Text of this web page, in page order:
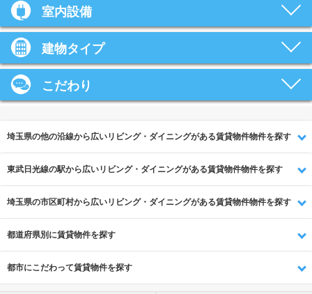
室内設備
建物タイプ
こだわり
埼玉県の他の沿線から広いリビング・ダイニングがある賃貸物件物件を探す
東武日光線の駅から広いリビング・ダイニングがある賃貸物件物件を探す
埼玉県の市区町村から広いリビング・ダイニングがある賃貸物件物件を探す
都道府県別に賃貸物件を探す
都市にこだわって賃貸物件を探す